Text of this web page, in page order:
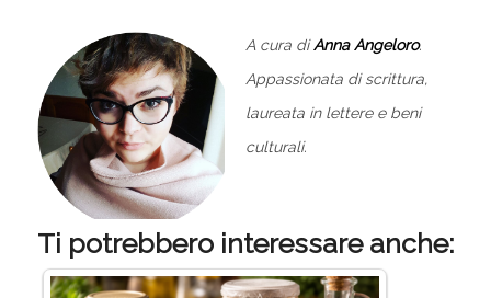
A cura diAnna Angeloro.
Appassionata di scrittura,
laureata in lettere e beni
culturali.
Ti potrebbero interessare anche: